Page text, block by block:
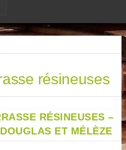
résineuses
RÉSINEUSES –
ET MÉLÈZE